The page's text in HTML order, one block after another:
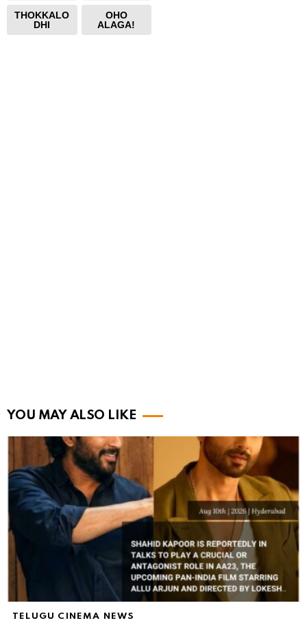
THOKKALO
DHI
OHO
ALAGA!
YOU MAY ALSO LIKE
TELUGU CINEMA NEWS